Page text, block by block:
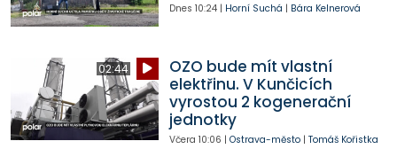
Dnes 10:24| Horní Suchá | Bára Kelnerová
02:44
OZO bude mít vlastní
elektřinu. V Kunčicích
vyrostou 2 kogenerační
jednotky
Včera 10:06 | Ostrava-město| Tomáš Kořistka